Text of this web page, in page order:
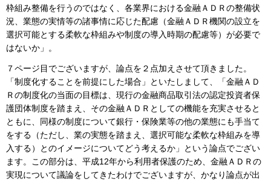
枠組み整備を行うのではなく、各業界における金融ＡＤＲの整備状
況、業態の実情等の諸事情に応じた配慮（金融ＡＤＲ機関の設立を
選択可能とする柔軟な枠組みや制度の導入時期の配慮等）が必要で
はないか」。
７ページ目でございますが、論点を２点加えさせて頂きました。
「制度化することを前提にした場合」といたしまして、「金融ＡＤ
Ｒの制度化の当面の目標は、現行の金融商品取引法の認定投資者保
護団体制度を踏まえ、その金融ＡＤＲとしての機能を充実させると
ともに、同様の制度について銀行・保険業等の他の業態にも手当て
をする（ただし、業の実態を踏まえ、選択可能な柔軟な枠組みを導
入する）とのイメージについてどう考えるか」という論点でござい
ます。この部分は、平成12年から利用者保護のため、金融ＡＤＲの
実現について議論をしてきたわけでございますが、かなり論点が出